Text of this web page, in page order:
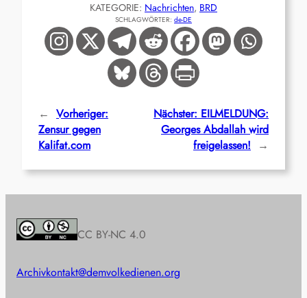
KATEGORIE: Nachrichten, BRD
SCHLAGWÖRTER: de-DE
← Vorheriger:
Zensur gegen
Kalifat.com
Nächster: EILMELDUNG:
Georges Abdallah wird
freigelassen!
→
CC BY-NC 4.0
Archivkontakt@demvolkedienen.org